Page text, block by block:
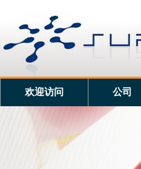
欢迎访问 公司